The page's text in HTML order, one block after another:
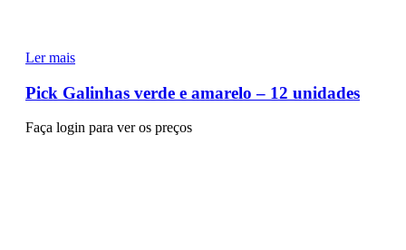
Ler mais
Pick Galinhas verde e amarelo – 12 unidades
Faça login para ver os preços